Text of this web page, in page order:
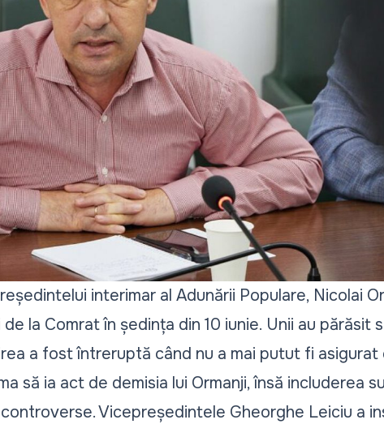
interimar al Adunării Populare, Nicolai
la Comrat în ședința din 10 iunie. Unii au părăsit
a fost întreruptă când nu a mai putut fi asigurat
să ia act de demisia lui Ormanji, însă includerea
Vicepreședintele Gheorghe Leiciu a